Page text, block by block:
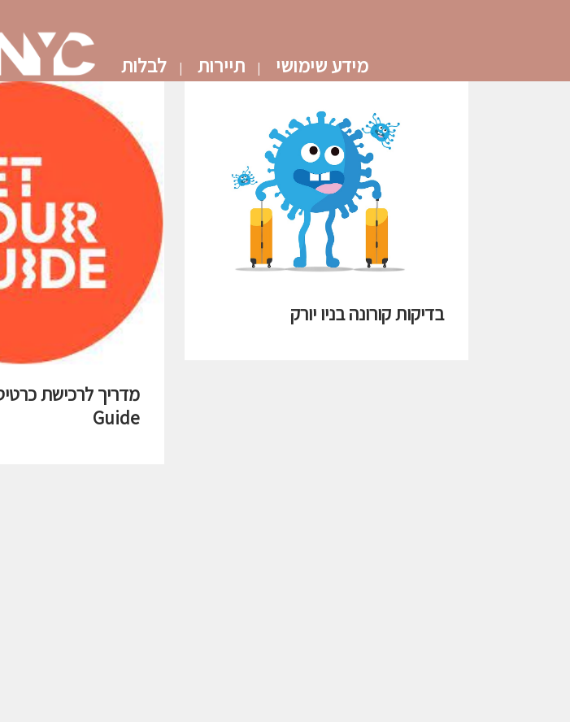
מידע שימושי תיירות לבלות
Guide
בדיקות קורונה בניו יורק